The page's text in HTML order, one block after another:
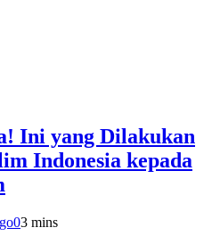
Ini yang Dilakukan
Indonesia kepada
03 mins